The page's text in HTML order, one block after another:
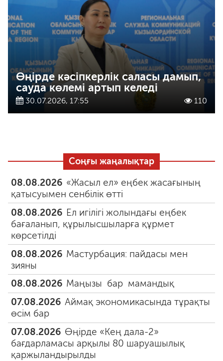
Өңірде кәсіпкерлік саласы дамып,
сауда көлемі артып келеді
30.07.2026, 17:55 110
Соңғы жаңалықтар
08.08.2026 «Жасыл ел» еңбек жасағының
қатысуымен сенбілік өтті
08.08.2026 Ел игілігі жолындағы еңбек
бағаланып, құрылысшыларға құрмет
көрсетілді
08.08.2026 Мастурбация: пайдасы мен
зияны
08.08.2026 Маңызы бар мамандық
07.08.2026 Аймақ экономикасында тұрақты
өсім бар
07.08.2026 Өңірде «Кең дала-2»
бағдарламасы арқылы 80 шаруашылық
қаржыландырылды